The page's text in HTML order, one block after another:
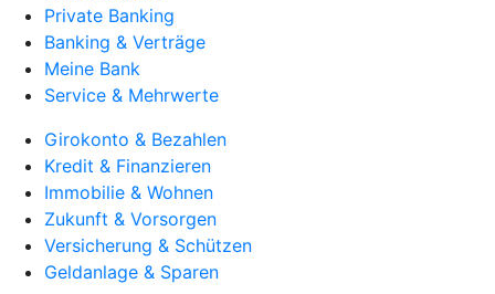
Private Banking
Banking & Verträge
Meine Bank
Service & Mehrwerte
Girokonto & Bezahlen
Kredit & Finanzieren
Immobilie & Wohnen
Zukunft & Vorsorgen
Versicherung & Schützen
Geldanlage & Sparen